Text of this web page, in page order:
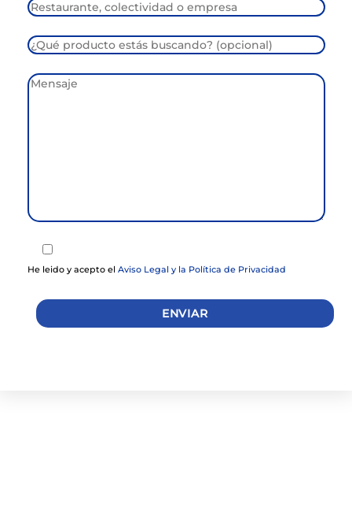
He leido y acepto el Aviso Legal y la Política de Privacidad